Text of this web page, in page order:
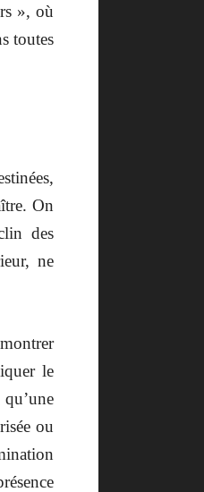
», où
toutes
On
des
ne
le
ou